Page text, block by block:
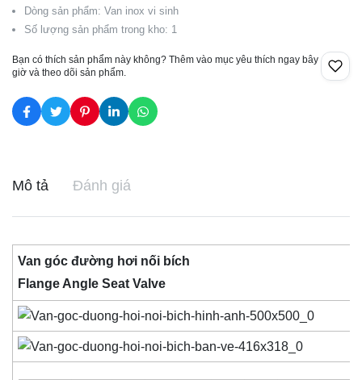
Dòng sản phẩm: Van inox vi sinh
Số lượng sản phẩm trong kho: 1
Bạn có thích sản phẩm này không? Thêm vào mục yêu thích ngay bây
giờ và theo dõi sản phẩm.
Mô tả Đánh giá
Van góc đường hơi nối bích
Flange Angle Seat Valve